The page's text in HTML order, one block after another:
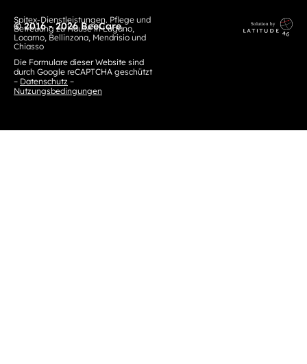
© 2016 - 2026 BeeCare
Spitex-Dienstleistungen. Pflege und
Betreuung zu Hause in Lugano,
Locarno, Bellinzona, Mendrisio und
Chiasso
Die Formulare dieser Website sind
durch Google reCAPTCHA geschützt
– Datenschutz –
Nutzungsbedingungen